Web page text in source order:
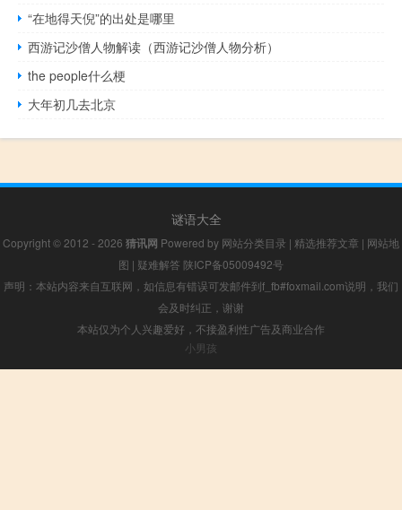
“在地得天倪”的出处是哪里
西游记沙僧人物解读（西游记沙僧人物分析）
the people什么梗
大年初几去北京
谜语大全
Copyright © 2012 - 2026 猜讯网 Powered by 网站分类目录 | 精选推荐文章 | 网站地
图 | 疑难解答 陕ICP备05009492号
声明：本站内容来自互联网，如信息有错误可发邮件到f_fb#foxmail.com说明，我们
会及时纠正，谢谢
本站仅为个人兴趣爱好，不接盈利性广告及商业合作
小男孩